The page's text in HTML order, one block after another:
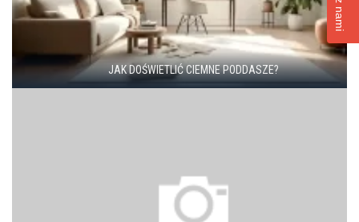
JAK DOŚWIETLIĆ CIEMNE PODDASZE?